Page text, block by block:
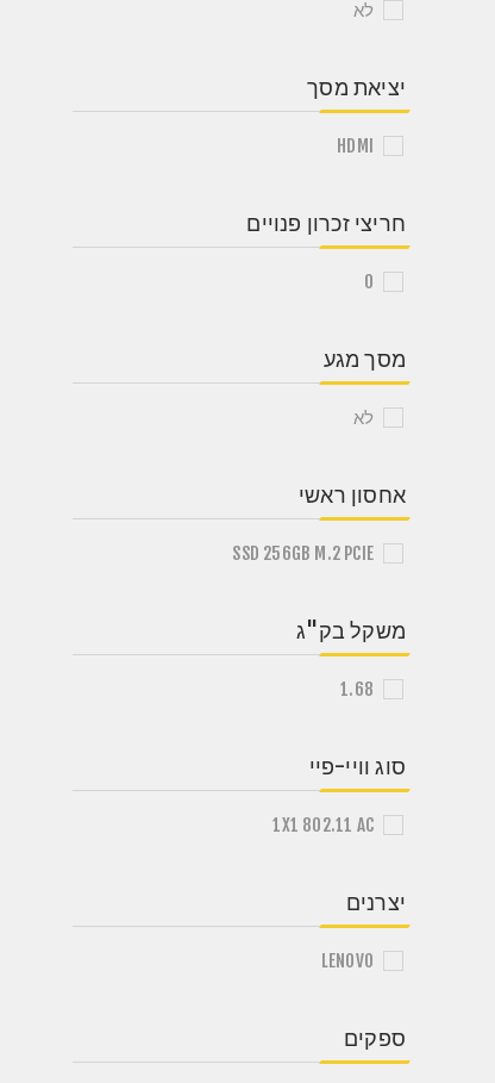
לא
יציאת מסך
HDMI
חריצי זכרון פנויים
0
מסך מגע
לא
אחסון ראשי
SSD 256GB M.2 PCIE
משקל בק"ג
1.68
סוג וויי-פיי
1X1 802.11 AC
יצרנים
LENOVO
ספקים